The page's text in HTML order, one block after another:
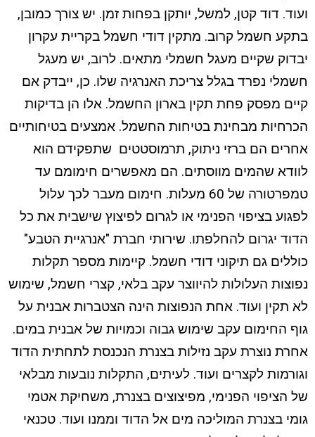
ועוד. דוד קטן, למשל, יותקן בפחות זמן. יש צורך כמובן,
בתקע חשמל קרוב. מתקין דודי חשמל בקריית עקרון
יבדוק שקיים מעגל חשמלי מתאים. לרוב, יש מעגל
חשמלי נפרד בגלל צריכת האנרגיה שלו. כן, ייבדק אם
קיים מפסק פחת תקין בארון החשמל. אלו הן בדיקות
הכרחיות מבחינת בטיחות החשמל. אמצעים בטיחותיים
אחרים הם ברזי ניתוק, תרמוסטטים שתפקידם הוא
לוודא שהמים מווסתים. הם מאפשרים חימומם עד
טמפרטורה של 60 מעלות. חימום מעבר לכך עלול
לפגוע בציפוי הפנימי או לגרום לפיצוץ שישבית את כל
הדוד יגרום להחלפתו. שירותי חברת "אנרגיית הטבע"
כוללים גם תיקוני דודי חשמל. קיימות מספר תקלות
נפוצות העלולות להיווצר עקב בלאי, קצרי חשמל, שימוש
לא תקין ועוד. אחת הנפוצות הינה הצטברות אבנית על
גוף החימום עקב שימוש גבוה וכמויות של אבנית במים.
אחרת נוצרת עקב נזילות בצנרת הנכנסת לתחתית הדוד
וגורמות לקצרים ועוד. לעיתים, התקלות נובעות מבלאי
של הציפוי הפנימי, מפיצוצים בצנרת, משחיקת אטמי
גומי בצנרת המוליכה מים אל הדוד וממנו ועוד. טכנאי